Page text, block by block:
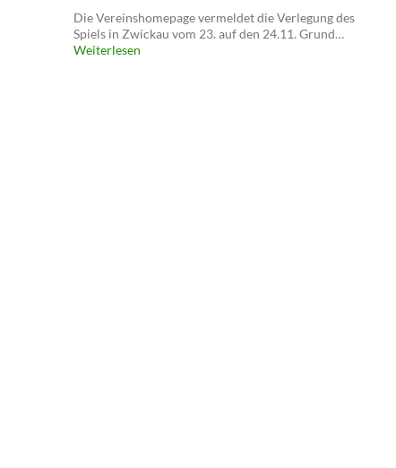
Die Vereinshomepage vermeldet die Verlegung des
Spiels in Zwickau vom 23. auf den 24.11. Grund…
Weiterlesen